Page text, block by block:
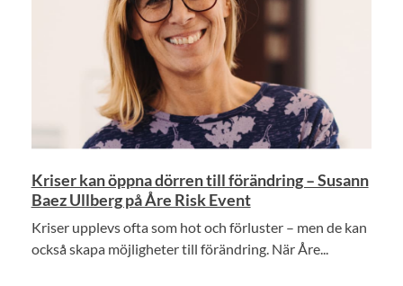
Kriser kan öppna dörren till förändring – Susann
Baez Ullberg på Åre Risk Event
Kriser upplevs ofta som hot och förluster – men de kan
också skapa möjligheter till förändring. När Åre...